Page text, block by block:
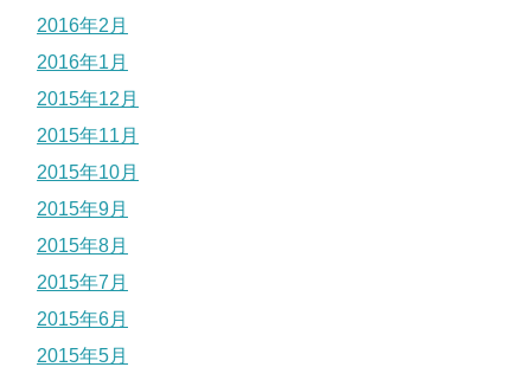
2016年2月
2016年1月
2015年12月
2015年11月
2015年10月
2015年9月
2015年8月
2015年7月
2015年6月
2015年5月